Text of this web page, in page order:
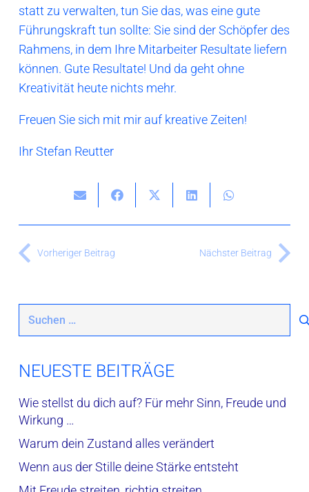
statt zu verwalten, tun Sie das, was eine gute
Führungskraft tun sollte: Sie sind der Schöpfer des
Rahmens, in dem Ihre Mitarbeiter Resultate liefern
können. Gute Resultate! Und da geht ohne
Kreativität heute nichts mehr.
Freuen Sie sich mit mir auf kreative Zeiten!
Ihr Stefan Reutter
Vorheriger Beitrag Nächster Beitrag
Suchen
NEUESTE BEITRÄGE
Wie stellst du dich auf? Für mehr Sinn, Freude und
Wirkung …
Warum dein Zustand alles verändert
Wenn aus der Stille deine Stärke entsteht